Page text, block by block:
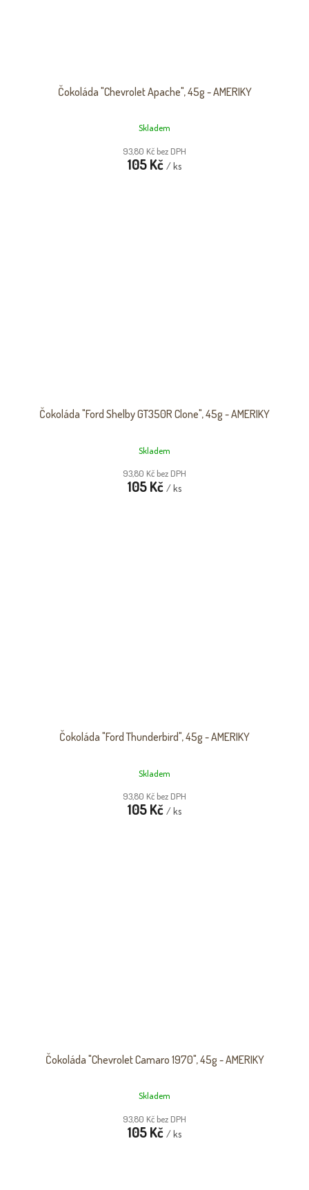
Čokoláda "Chevrolet Apache", 45g - AMERIKY
Skladem
93,80 Kč bez DPH
105 Kč / ks
Čokoláda "Ford Shelby GT350R Clone", 45g - AMERIKY
Skladem
93,80 Kč bez DPH
105 Kč / ks
Čokoláda "Ford Thunderbird", 45g - AMERIKY
Skladem
93,80 Kč bez DPH
105 Kč / ks
Čokoláda "Chevrolet Camaro 1970", 45g - AMERIKY
Skladem
93,80 Kč bez DPH
105 Kč / ks